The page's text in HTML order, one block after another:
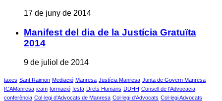
17 de juny de 2014
Manifest del dia de la Justícia Gratuïta
2014
9 de juliol de 2014
taxes Sant Raimon Mediació Manresa Justícia Manresa Junta de Govern Manresa
ICAManresa icam formació festa Drets Humans DDHH Consell de l'Advocacia
conferència Col·legi d'Advocats de Manresa Col·legi d'Advocats Col·legi Advocats